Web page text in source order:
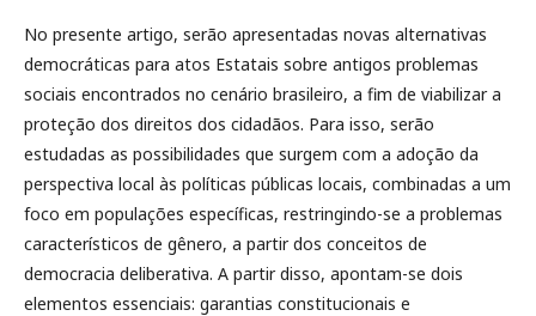
No presente artigo, serão apresentadas novas alternativas
democráticas para atos Estatais sobre antigos problemas
sociais encontrados no cenário brasileiro, a fim de viabilizar a
proteção dos direitos dos cidadãos. Para isso, serão
estudadas as possibilidades que surgem com a adoção da
perspectiva local às políticas públicas locais, combinadas a um
foco em populações específicas, restringindo-se a problemas
característicos de gênero, a partir dos conceitos de
democracia deliberativa. A partir disso, apontam-se dois
elementos essenciais: garantias constitucionais e